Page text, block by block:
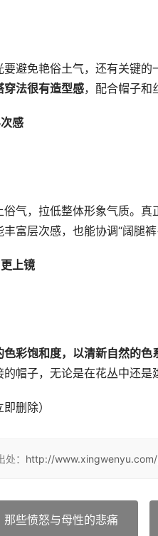
避免艳俗土气，还有关键
穿法很有造型感，配合帽子和
感
气，拉低整体形象气质。
丰富层次感，也能协调“阔腿
上镜
彩饱和度，以清新自然的色
帽子，无论是在花丛中还是
删除）
： http://
些愤怒与母性的悲痛